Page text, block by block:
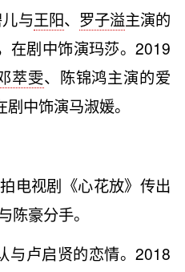
与王阳、 罗子溢主演的
在剧中饰演玛莎。2019
萃雯、陈锦鸿主演的爱
中饰演马淑媛。
电视剧《心花放》传出
陈豪分手。
与卢启贤的恋情。2018